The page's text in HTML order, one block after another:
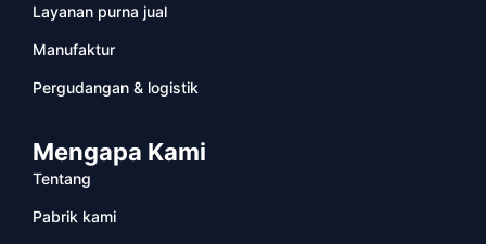
Layanan purna jual
Manufaktur
Pergudangan & logistik
Mengapa Kami
Tentang
Pabrik kami